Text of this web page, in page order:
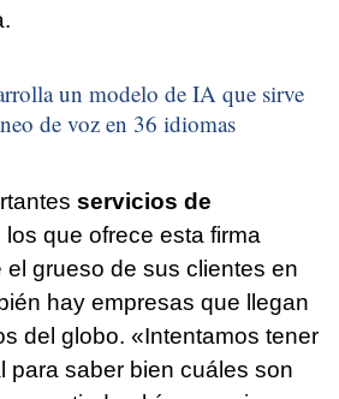
un modelo de IA que sirve
de voz en 36 idiomas
servicios de
los que ofrece esta firma
grueso de sus clientes en
hay empresas que llegan
del globo. «Intentamos tener
para saber bien cuáles son